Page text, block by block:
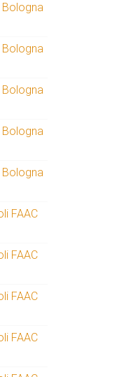
Bologna
Bologna
Bologna
Bologna
Bologna
FAAC
FAAC
FAAC
FAAC